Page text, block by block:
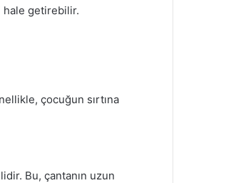
hale getirebilir.
çocuğun sırtına
Bu, çantanın uzun